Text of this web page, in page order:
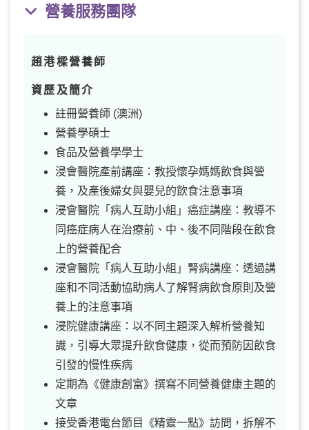
營養服務團隊
趙港樑營養師
資歷及簡介
註冊營養師 (澳洲)
營養學碩士
食品及營養學學士
浸會醫院產前講座：教授懷孕媽媽飲食與營
養，及產後婦女與嬰兒的飲食注意事項
浸會醫院「病人互助小組」癌症講座：教導不
同癌症病人在治療前、中、後不同階段在飲食
上的營養配合
浸會醫院「病人互助小組」腎病講座：透過講
座和不同活動協助病人了解腎病飲食原則及營
養上的注意事項
浸院健康講座：以不同主題深入解析營養知
識，引導大眾提升飲食健康，從而預防因飲食
引發的慢性疾病
定期為《健康創富》撰寫不同營養健康主題的
文章
接受香港電台節目《精靈一點》訪問，拆解不